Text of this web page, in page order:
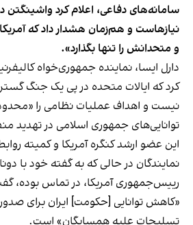
سامانه‌های دفاعی، اعلام کرد واشینگتن
نیازهاست و هم‌زمان هشدار داد که آمریکا
و متحدانش را تنها بگذارد».
دارل ایسا، نماینده جمهوری‌خواه
کرد که ایالات متحده در پی یک جنگ
نیست و اهداف عملیات نظامی را
توانایی‌های جمهوری اسلامی در تهدید
این عضو ارشد کنگره آمریکا و کمیته
نمایندگان در حالی که به گفته خود با
رییس‌جمهوری آمریکا، در تماس بوده،
«کاهش توانایی [حکومت] ایران برای
تسلیحات علیه همسایگان» است.